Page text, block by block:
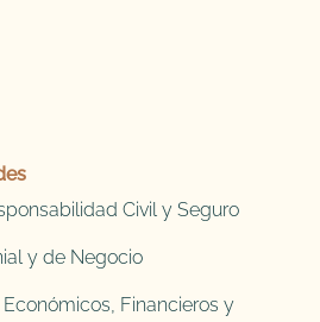
Civil y Seguro
y de Negocio
Financieros y